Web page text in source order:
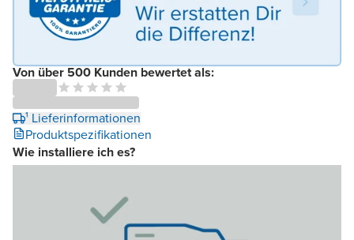
Von über 500 Kunden bewertet als:
¹ Lieferinformationen
Produktspezifikationen
Wie installiere ich es?